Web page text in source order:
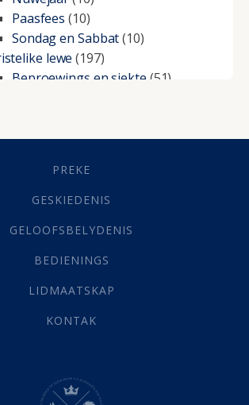
Paasfees (10)
Sondag en Sabbat(10)
lewe (197)
Beproewings en siekte (51)
Geestelike Groei(10)
(21)
Grys Areas(4)
Lewensdoel(3)
Selfondersoek(1)
Werk(22)
(142)
Hemel (31)
PREKE
GESKIEDENIS
GELOOFSBELYDENIS
BEDIENINGS
LIDMAATSKAP
KONTAK